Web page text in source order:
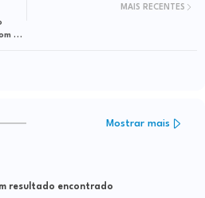
MAIS RECENTES
o
Mostrar mais
resultado encontrado